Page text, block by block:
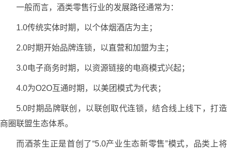
一般而言，酒类零售行业的发展路径通常为：
1.0传统实体时期，以个体烟酒店为主；
2.0时期开始品牌连锁，以直营和加盟为主；
3.0电子商务时期，以资源链接的电商模式兴起；
4.0为O2O互通时期，以美团模式为代表；
5.0时期品牌联创，以联创取代连锁，结合线上线下，打造
商圈联盟生态体系。
而酒茶生正是首创了“5.0产业生态新零售”模式，品类上将